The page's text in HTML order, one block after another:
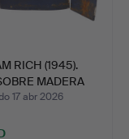
RICH (1945).
MADERA
17 abr 2026